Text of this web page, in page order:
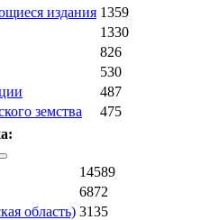
издания 1359
1330
826
530
487
земства
475
14589
6872
область) 3135